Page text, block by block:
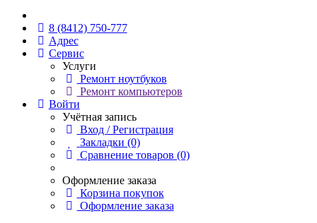
8 (8412) 750-777
Адрес
Сервис
Услуги
Ремонт ноутбуков
Ремонт компьютеров
Войти
Учётная запись
Вход / Регистрация
Закладки (0)
Сравнение товаров (0)
Оформление заказа
Корзина покупок
Оформление заказа